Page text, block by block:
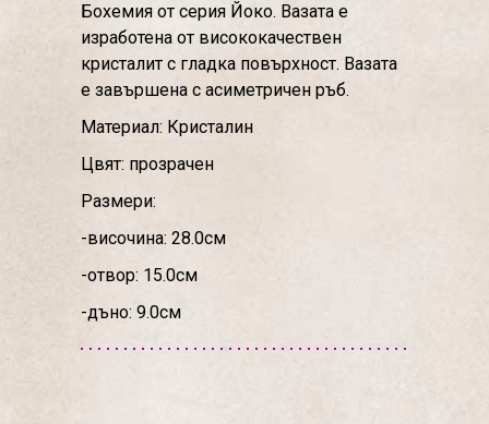
Бохемия от серия Йоко. Вазата е
изработена от висококачествен
кристалит с гладка повърхност. Вазата
е завършена с асиметричен ръб.
Материал: Кристалин
Цвят: прозрачен
Размери:
-височина: 28.0см
-отвор: 15.0см
-дъно: 9.0см